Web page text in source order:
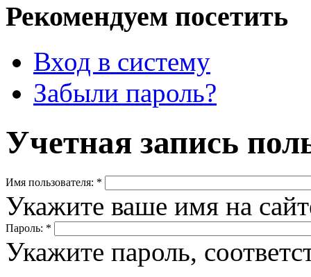
Рекомендуем посетить
Вход в систему
Забыли пароль?
Учетная запись
Имя пользователя: *
Укажите ваше имя на
Пароль: *
Укажите пароль,